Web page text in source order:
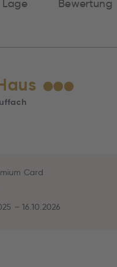
Lage Bewertung
★★★
Card
– 16.10.2026